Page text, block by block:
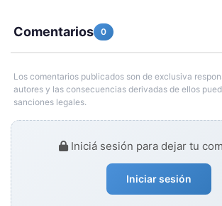
Comentarios 0
Los comentarios publicados son de exclusiva
autores y las consecuencias derivadas de ellos
sanciones legales.
Iniciá sesión para dejar tu
Iniciar sesión